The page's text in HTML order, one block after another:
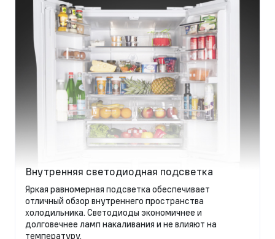
Внутренняя светодиодная подсветка
Яркая равномерная подсветка обеспечивает
отличный обзор внутреннего пространства
холодильника. Светодиоды экономичнее и
долговечнее ламп накаливания и не влияют на
температуру.